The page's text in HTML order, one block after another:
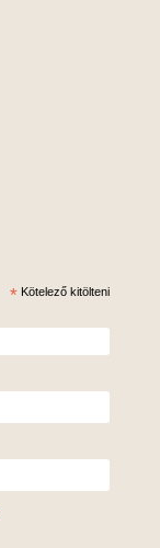
* Kötelező kitölteni